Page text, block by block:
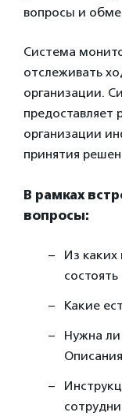
вопросы и
Система
отслеживать
организации.
предоставляет
организации
принятия
В рамках
вопросы:
Из
Какие
Нужна